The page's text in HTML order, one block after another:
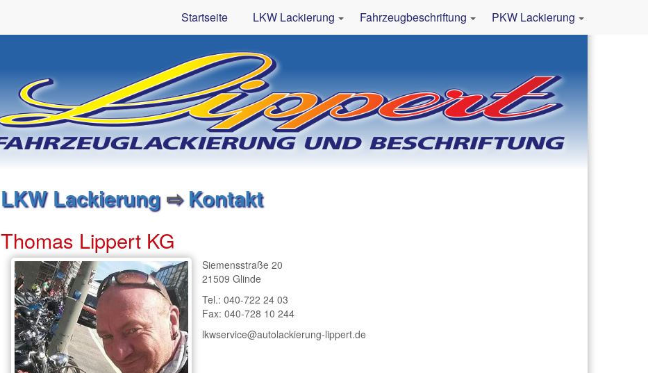
Startseite LKW Lackierung Fahrzeugbeschriftung PKW Lackierung
LKW Lackierung⇨Kontakt
Thomas Lippert KG
Siemensstraße 20
21509 Glinde
Tel.: 040-722 24 03
Fax: 040-728 10 244
lkwservice@autolackierung-lippert.de